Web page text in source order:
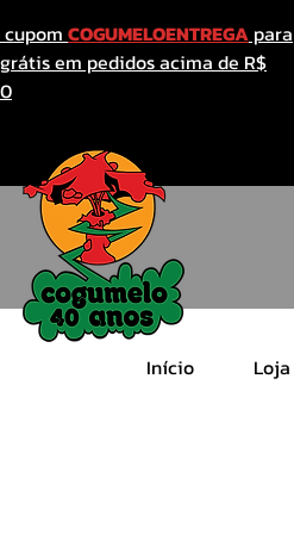
cupom COGUMELOENTREGA para
em pedidos acima de R$
Início Loja